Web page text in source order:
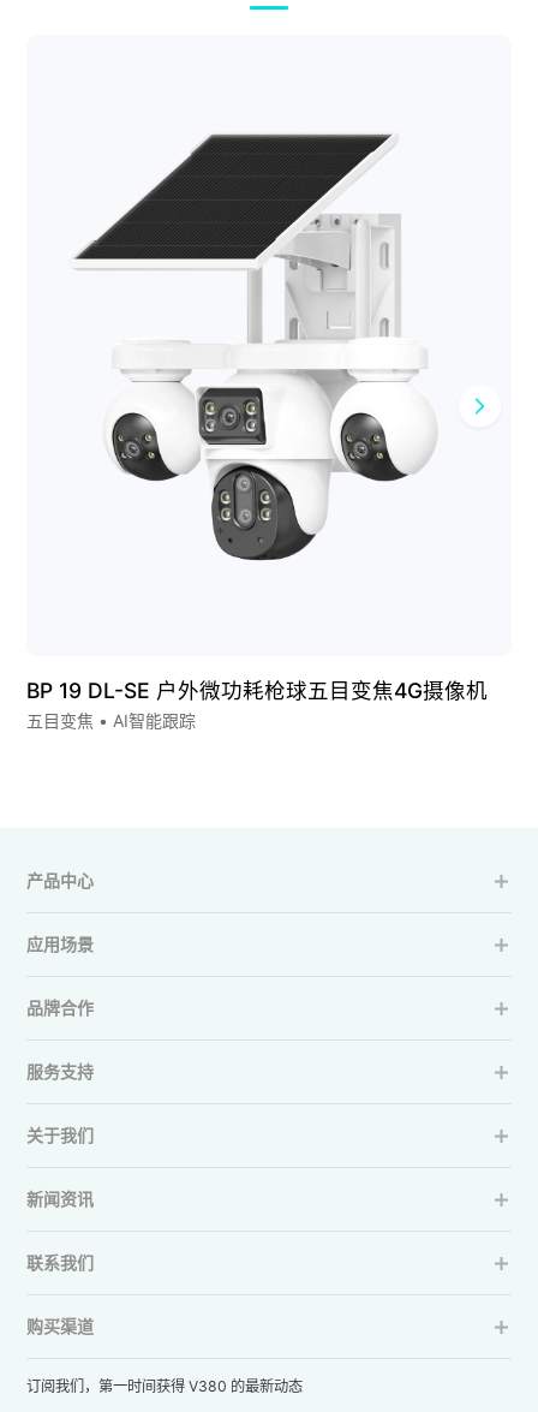
BP 19 DL-SE 户外微功耗枪球五目变焦4G摄像机
五目变焦 • AI智能跟踪
产品中心
应用场景
品牌合作
服务支持
关于我们
新闻资讯
联系我们
购买渠道
订阅我们，第一时间获得 V380 的最新动态